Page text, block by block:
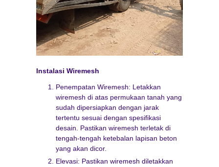
Instalasi Wiremesh
Penempatan Wiremesh: Letakkan
wiremesh di atas permukaan tanah yang
sudah dipersiapkan dengan jarak
tertentu sesuai dengan spesifikasi
desain. Pastikan wiremesh terletak di
tengah-tengah ketebalan lapisan beton
yang akan dicor.
Elevasi: Pastikan wiremesh diletakkan